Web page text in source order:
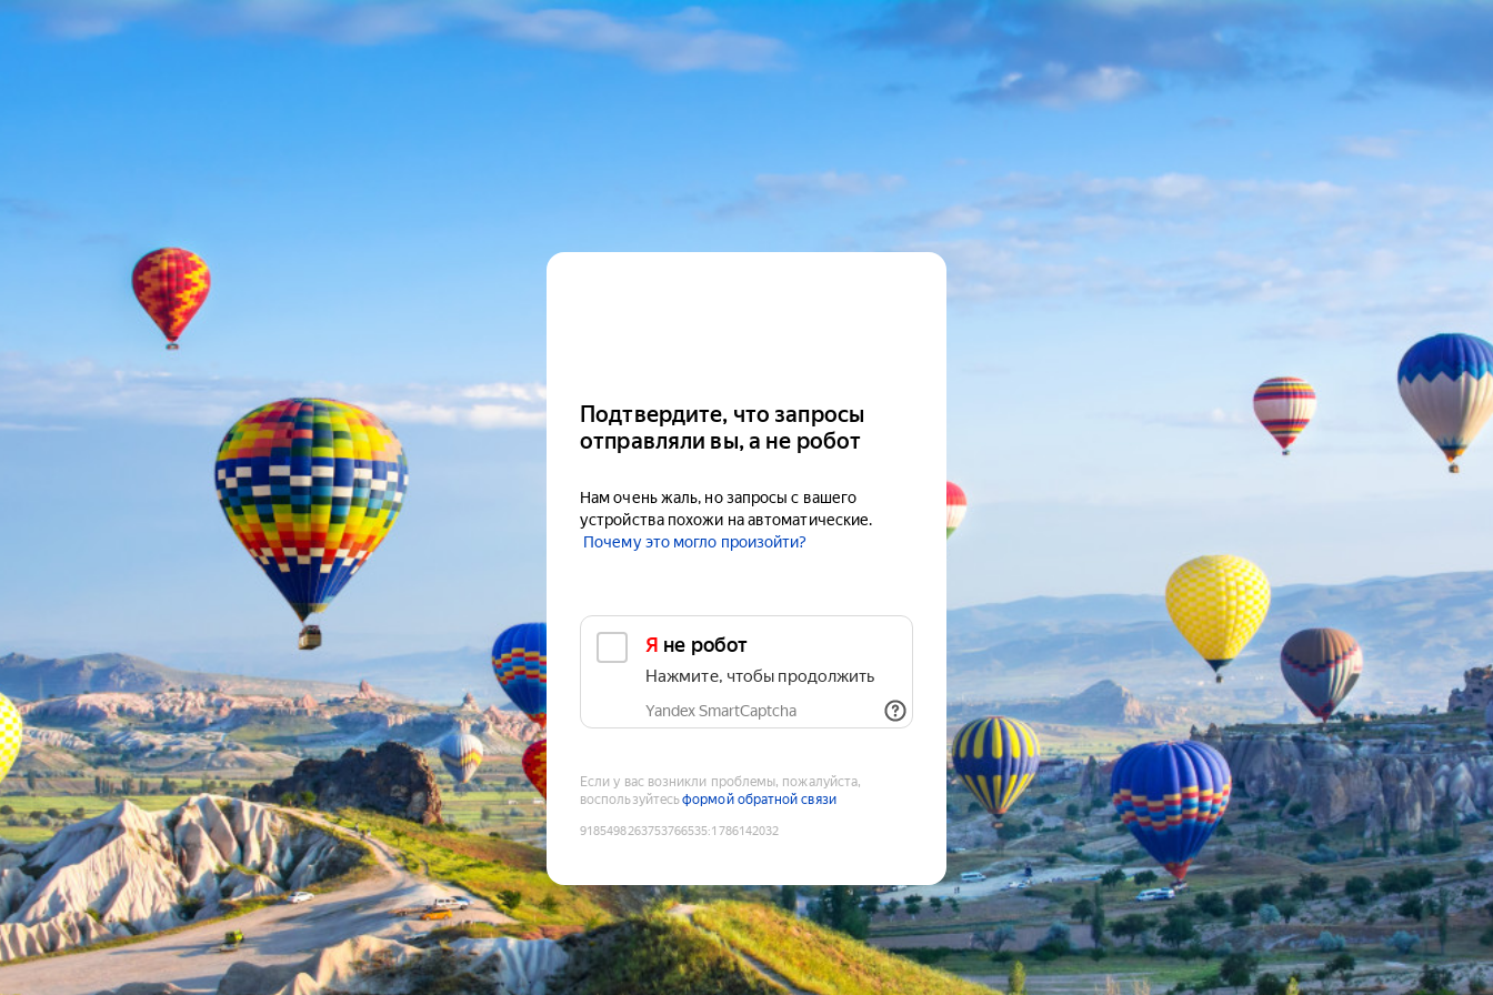
Подтвердите, что запросы
отправляли вы, а не робот
Нам очень жаль, но запросы с вашего
устройства похожи на автоматические.
Почему это могло произойти?
Я не робот
Нажмите, чтобы продолжить
Yandex SmartCaptcha
Если у вас возникли проблемы, пожалуйста,
воспользуйтесьформой обратной связи
9185498263753766535:1786142032